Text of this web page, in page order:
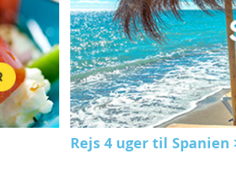
Rejs 4 uger til Spanien